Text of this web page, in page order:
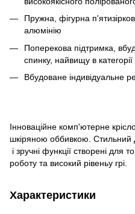
Пружна, фігурна
алюмінію
Поперекова підтримка,
спинку, найвищу в категорії
Вбудоване індивідуальне
Інноваційне комп'ютерне
шкіряною оббивкою. Стильний
і зручні функції створені
роботу та високий рівеньу грі.
Характеристики